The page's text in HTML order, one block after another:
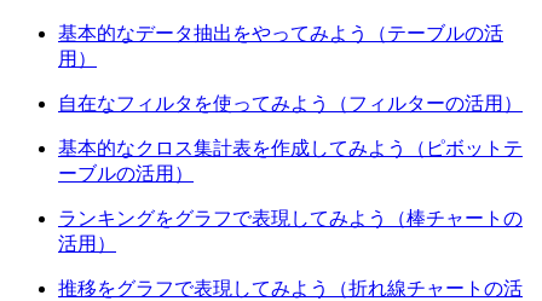
基本的なデータ抽出をやってみよう（テーブルの活
用）
自在なフィルタを使ってみよう（フィルターの活用）
基本的なクロス集計表を作成してみよう（ピボットテ
ーブルの活用）
ランキングをグラフで表現してみよう（棒チャートの
活用）
推移をグラフで表現してみよう（折れ線チャートの活